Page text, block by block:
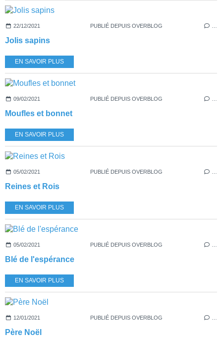
22/12/2021 PUBLIÉ DEPUIS OVERBLOG
Jolis sapins
EN SAVOIR PLUS
09/02/2021 PUBLIÉ DEPUIS OVERBLOG
Moufles et bonnet
EN SAVOIR PLUS
05/02/2021 PUBLIÉ DEPUIS OVERBLOG
Reines et Rois
EN SAVOIR PLUS
05/02/2021 PUBLIÉ DEPUIS OVERBLOG
Blé de l'espérance
EN SAVOIR PLUS
12/01/2021 PUBLIÉ DEPUIS OVERBLOG
Père Noël